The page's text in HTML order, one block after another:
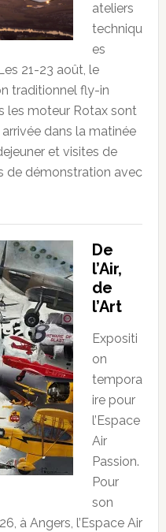
ateliers
techniqu
es
21-23 août, le
traditionnel fly-in
les moteur Rotax sont
dans la matinée
et visites de
de démonstration avec
De
l’Air,
de
l’Art
Expositi
on
tempora
ire pour
l’Espace
Air
Passion.
Pour
son
à Angers, l’Espace Air